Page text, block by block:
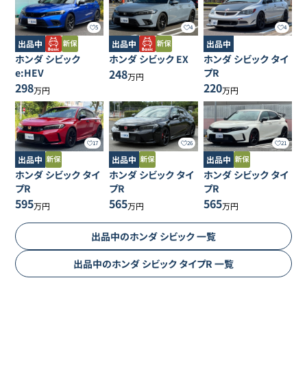
89 シビックタイプR 692万円 670万円
90 シビックタイプR 695万円
91 シビックタイプR
92
ホンダ
シビックタイプR 698万円 683万円
ホンダ
シビックタイプR
ホンダ
シビックタイプR 699.9万円
ホンダ
5
出品中
ホンダ シビック
e:HEV
298万円
4
出品中
ホンダ シビック EX
248万円
4
出品中
ホンダ シビック タイ
プR
220万円
17
出品中
ホンダ シビック タイ
プR
595万円
26
出品中
ホンダ シビック タイ
プR
565万円
21
出品中
ホンダ シビック タイ
プR
565万円
出品中のホンダ シビック一覧
出品中のホンダ シビック タイプR 一覧